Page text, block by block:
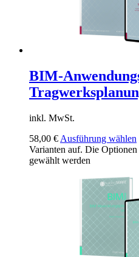
BIM-
inkl. MwSt.
58,00 € Ausführung wählen
Varianten auf. Die
gewählt werden